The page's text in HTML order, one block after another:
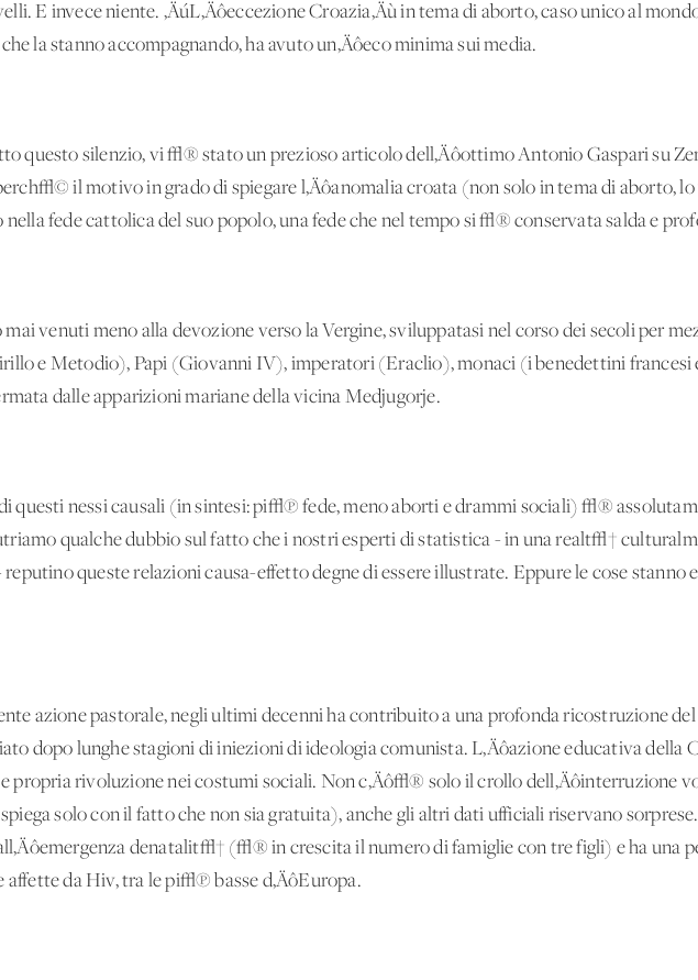
E invece niente. ‚ÄúL‚Äôeccezione Croazia‚Äù in tema di aborto, caso unico al
la stanno accompagnando, ha avuto un‚Äôeco minima sui media.
questo silenzio, vi √® stato un prezioso articolo dell‚Äôottimo Antonio Gaspari su
il motivo in grado di spiegare l‚Äôanomalia croata (non solo in tema di aborto,
fede cattolica del suo popolo, una fede che nel tempo si √® conservata salda e
venuti meno alla devozione verso la Vergine, sviluppatasi nel corso dei secoli per
e Metodio), Papi (Giovanni IV), imperatori (Eraclio), monaci (i benedettini francesi
dalle apparizioni mariane della vicina Medjugorje.
questi nessi causali (in sintesi: pi√π fede, meno aborti e drammi sociali) √®
qualche dubbio sul fatto che i nostri esperti di statistica - in una realt√†
queste relazioni causa-effetto degne di essere illustrate. Eppure le cose stanno
azione pastorale, negli ultimi decenni ha contribuito a una profonda ricostruzione
dopo lunghe stagioni di iniezioni di ideologia comunista. L‚Äôazione educativa della
propria rivoluzione nei costumi sociali. Non c‚Äô√® solo il crollo dell‚Äôinterruzione
solo con il fatto che non sia gratuita), anche gli altri dati ufficiali riservano
denatalit√† (√® in crescita il numero di famiglie con tre figli) e ha una
da Hiv, tra le pi√π basse d‚ÄôEuropa.